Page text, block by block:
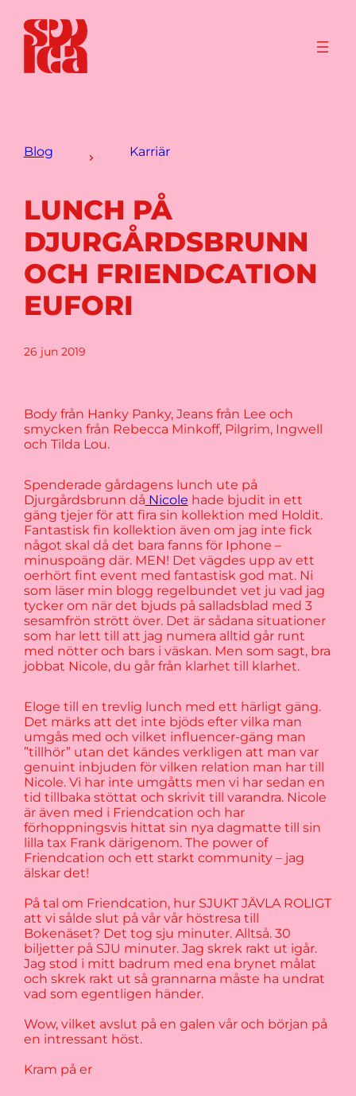
Blog Karriär
LUNCH PÅ
DJURGÅRDSBRUNN
OCH FRIENDCATION
EUFORI
26 jun 2019
Body från Hanky Panky, Jeans från Lee och
smycken från Rebecca Minkoff, Pilgrim, Ingwell
och Tilda Lou.
Spenderade gårdagens lunch ute på
Djurgårdsbrunn då Nicole hade bjudit in ett
gäng tjejer för att fira sin kollektion med Holdit.
Fantastisk fin kollektion även om jag inte fick
något skal då det bara fanns för Iphone –
minuspoäng där. MEN! Det vägdes upp av ett
oerhört fint event med fantastisk god mat. Ni
som läser min blogg regelbundet vet ju vad jag
tycker om när det bjuds på salladsblad med 3
sesamfrön strött över. Det är sådana situationer
som har lett till att jag numera alltid går runt
med nötter och bars i väskan. Men som sagt, bra
jobbat Nicole, du går från klarhet till klarhet.
Eloge till en trevlig lunch med ett härligt gäng.
Det märks att det inte bjöds efter vilka man
umgås med och vilket influencer-gäng man
”tillhör” utan det kändes verkligen att man var
genuint inbjuden för vilken relation man har till
Nicole. Vi har inte umgåtts men vi har sedan en
tid tillbaka stöttat och skrivit till varandra. Nicole
är även med i Friendcation och har
förhoppningsvis hittat sin nya dagmatte till sin
lilla tax Frank därigenom. The power of
Friendcation och ett starkt community – jag
älskar det!
På tal om Friendcation, hur SJUKT JÄVLA ROLIGT
att vi sålde slut på vår vår höstresa till
Bokenäset? Det tog sju minuter. Alltså. 30
biljetter på SJU minuter. Jag skrek rakt ut igår.
Jag stod i mitt badrum med ena brynet målat
och skrek rakt ut så grannarna måste ha undrat
vad som egentligen händer.
Wow, vilket avslut på en galen vår och början på
en intressant höst.
Kram på er